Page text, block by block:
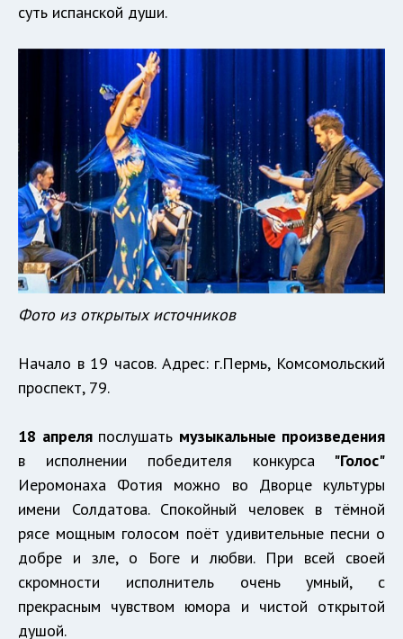
суть испанской души.
Фото из открытых источников
Начало в 19 часов. Адрес: г.Пермь, Комсомольский
проспект, 79.
18 апреляпослушать музыкальные произведения
в исполнении победителя конкурса "Голос"
Иеромонаха Фотия можно во Дворце культуры
имени Солдатова. Спокойный человек в тёмной
рясе мощным голосом поёт удивительные песни о
добре и зле, о Боге и любви. При всей своей
скромности исполнитель очень умный, с
прекрасным чувством юмора и чистой открытой
душой.